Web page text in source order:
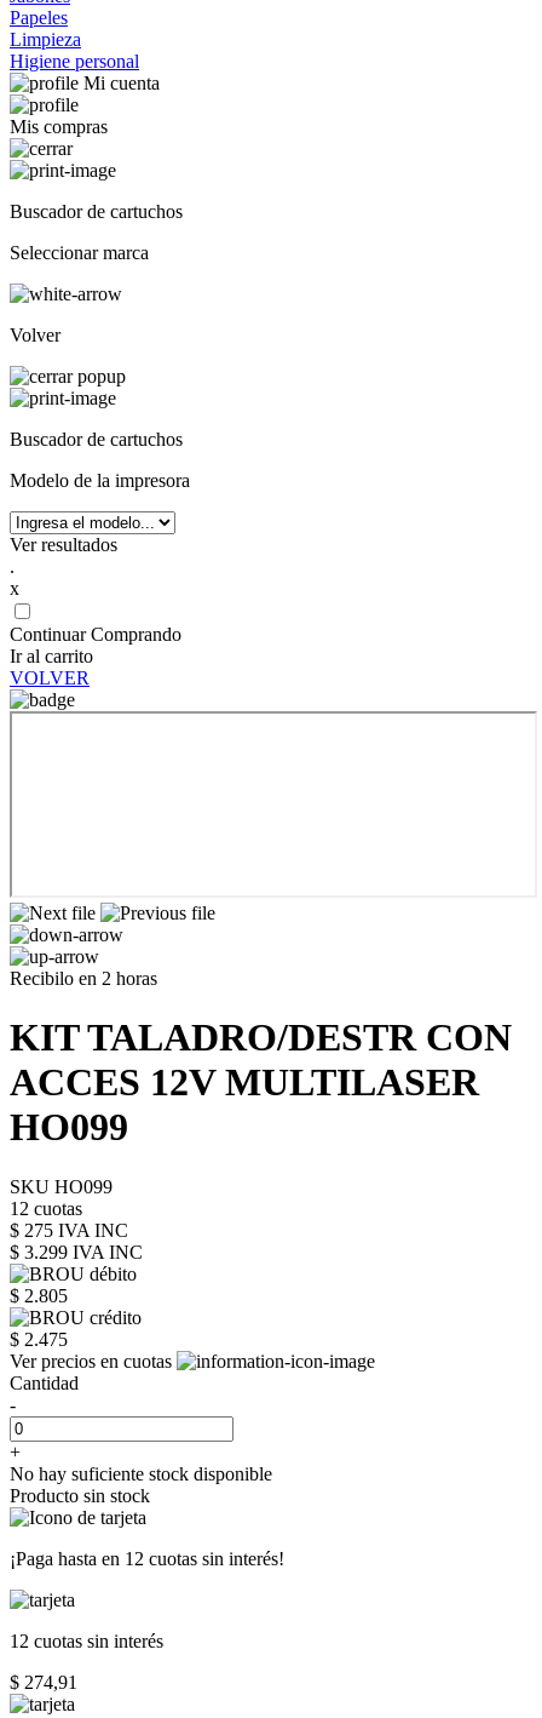
Papeles
Limpieza
Higiene personal
Mi cuenta
Mis compras
Buscador de cartuchos
Seleccionar marca
Volver
Buscador de cartuchos
Modelo de la impresora
Ver resultados
.
x
Continuar Comprando
Ir al carrito
VOLVER
Recibilo en 2 horas
KIT TALADRO/DESTR CON
ACCES 12V MULTILASER
HO099
SKU HO099
12 cuotas
$ 275 IVA INC
$ 3.299 IVA INC
$ 2.805
$ 2.475
Ver precios en cuotas
Cantidad
-
+
No hay suficiente stock disponible
Producto sin stock
¡Paga hasta en 12 cuotas sin interés!
12 cuotas sin interés
$ 274,91